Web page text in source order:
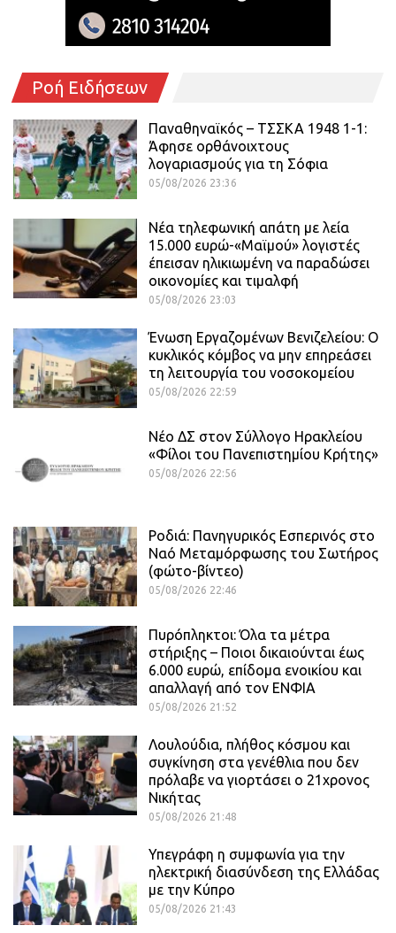
Ροή Ειδήσεων
Παναθηναϊκός – ΤΣΣΚΑ 1948 1-1:
Άφησε ορθάνοιχτους
λογαριασμούς για τη Σόφια
05/08/2026 23:36
Νέα τηλεφωνική απάτη με λεία
15.000 ευρώ-«Μαϊμού» λογιστές
έπεισαν ηλικιωμένη να παραδώσει
οικονομίες και τιμαλφή
05/08/2026 23:03
Ένωση Εργαζομένων Βενιζελείου: Ο
κυκλικός κόμβος να μην επηρεάσει
τη λειτουργία του νοσοκομείου
05/08/2026 22:59
Νέο ΔΣ στον Σύλλογο Ηρακλείου
«Φίλοι του Πανεπιστημίου Κρήτης»
05/08/2026 22:56
Ροδιά: Πανηγυρικός Εσπερινός στο
Ναό Μεταμόρφωσης του Σωτήρος
(φώτο-βίντεο)
05/08/2026 22:46
Πυρόπληκτοι: Όλα τα μέτρα
στήριξης – Ποιοι δικαιούνται έως
6.000 ευρώ, επίδομα ενοικίου και
απαλλαγή από τον ΕΝΦΙΑ
05/08/2026 21:52
Λουλούδια, πλήθος κόσμου και
συγκίνηση στα γενέθλια που δεν
πρόλαβε να γιορτάσει ο 21χρονος
Νικήτας
05/08/2026 21:48
Υπεγράφη η συμφωνία για την
ηλεκτρική διασύνδεση της Ελλάδας
με την Κύπρο
05/08/2026 21:43